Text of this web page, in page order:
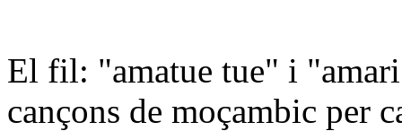
El fil: "amatue tue" i
cançons de moçambic per